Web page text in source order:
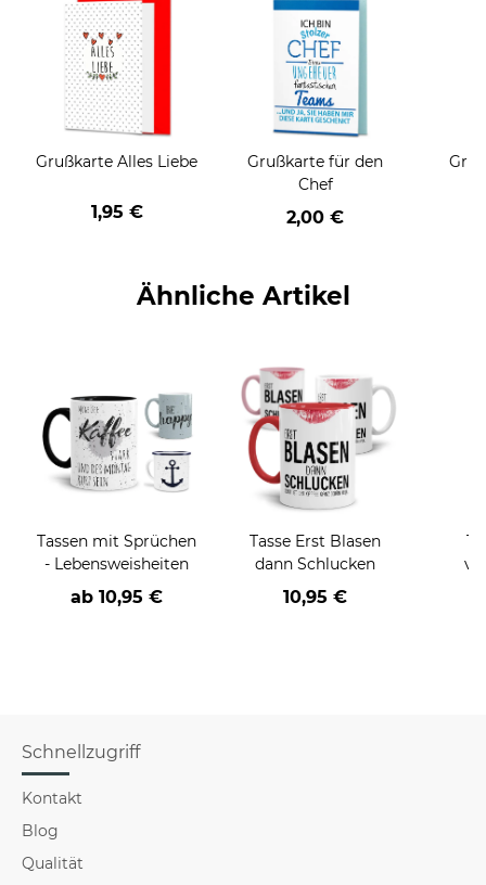
Grußkarte Alles Liebe
1,95 €
Grußkarte für den
Chef
2,00 €
Ähnliche Artikel
Tassen mit Sprüchen
- Lebensweisheiten
ab 10,95 €
Tasse Erst Blasen
dann Schlucken
10,95 €
Schnellzugriff
Kontakt
Blog
Qualität